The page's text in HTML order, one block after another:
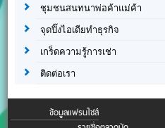
ชุมชนสนทนาพ่อค้าแม่ค้า
จุดปิ๊งไอเดียทำธุรกิจ
เกร็ดความรู้การเช่า
ติดต่อเรา
ข้อมูลแฟรนไชส์